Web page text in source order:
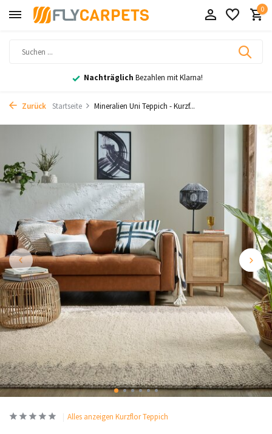
0
Nachträglich Bezahlen mit Klarna!
Zurück Startseite Mineralien Uni Teppich - Kurzf...
Alles anzeigen Kurzflor Teppich